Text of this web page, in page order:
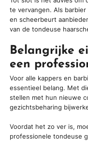
te vervangen. Als
en scheerbeurt
van de tondeuse
Belangrijke
een
Voor alle kappers en
essentieel belang. Met
stellen met hun nieuwe
gezichtsbeharing
Voordat het zo ver is,
professionele tondeuse